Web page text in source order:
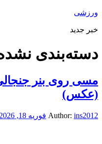
ورزشی
خبر جدید
دسته‌بندی
مسی روی بنر
(عکس)
Author: ins2012 فوریه 18, 2026